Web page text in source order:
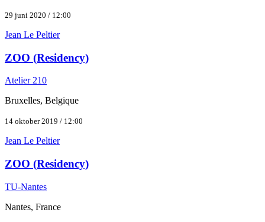
29 juni 2020 / 12:00
Jean Le Peltier
ZOO (Residency)
Atelier 210
Bruxelles, Belgique
14 oktober 2019 / 12:00
Jean Le Peltier
ZOO (Residency)
TU-Nantes
Nantes, France